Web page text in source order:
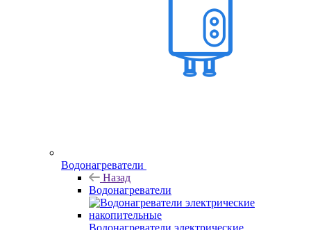
Водонагреватели
Назад
Водонагреватели
Водонагреватели электрические